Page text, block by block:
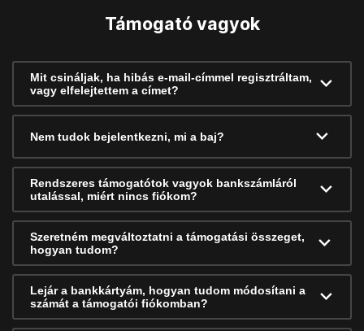
Támogató vagyok
Mit csináljak, ha hibás e-mail-címmel regisztráltam,
vagy elfelejtettem a címet?
Nem tudok bejelentkezni, mi a baj?
Rendszeres támogatótok vagyok bankszámláról
utalással, miért nincs fiókom?
Szeretném megváltoztatni a támogatási összeget,
hogyan tudom?
Lejár a bankkártyám, hogyan tudom módosítani a
számát a támogatói fiókomban?